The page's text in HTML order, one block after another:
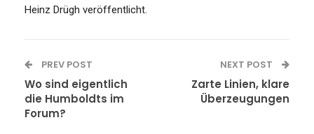
Heinz Drügh veröffentlicht.
PREV POST
Wo sind eigentlich
die Humboldts im
Forum?
NEXT POST
Zarte Linien, klare
Überzeugungen